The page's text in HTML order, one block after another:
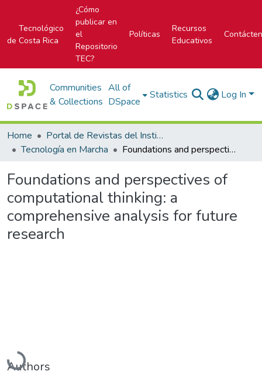
Tecnológico
de Costa Rica
¿Cómo
publicar en
el
Repositorio
TEC?
Políticas
Recursos
Educativos
Communities
& Collections
All of
DSpace
Statistics Log In
Home
Portal de Revistas del Instituto Tecnológico de Costa Rica
Tecnología en Marcha
Foundations and perspectives of computational thinking: a comprehensive analysis for future research
Foundations and perspectives of
computational thinking: a
comprehensive analysis for future
research
Loading...
Authors